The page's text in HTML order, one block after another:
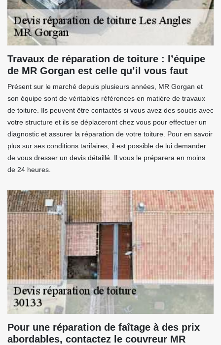
Travaux de réparation de toiture : l’équipe
de MR Gorgan est celle qu’il vous faut
Présent sur le marché depuis plusieurs années, MR Gorgan et
son équipe sont de véritables références en matière de travaux
de toiture. Ils peuvent être contactés si vous avez des soucis avec
votre structure et ils se déplaceront chez vous pour effectuer un
diagnostic et assurer la réparation de votre toiture. Pour en savoir
plus sur ses conditions tarifaires, il est possible de lui demander
de vous dresser un devis détaillé. Il vous le préparera en moins
de 24 heures.
Pour une réparation de faîtage à des prix
abordables, contactez le couvreur MR